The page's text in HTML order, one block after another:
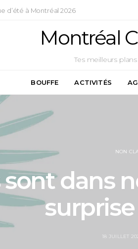
d’été à Montréal 2026
Montréal
Tes meilleurs
BOUFFE ACTIVITÉS
NON
sont dans
surprise
18 JUILLET